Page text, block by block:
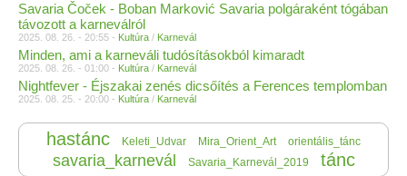
Savaria Čoček - Boban Marković Savaria polgáraként tógában
távozott a karneválról
2025. 08. 26. - 20:55 - Kultúra / Karnevál
Minden, ami a karneváli tudósításokból kimaradt
2025. 08. 26. - 01:00 - Kultúra / Karnevál
Nightfever - Éjszakai zenés dicsőítés a Ferences templomban
2025. 08. 25. - 20:00 - Kultúra / Karnevál
hastánc Keleti_Udvar Mira_Orient_Art orientális_tánc
savaria_karnevál Savaria_Karnevál_2019 tánc